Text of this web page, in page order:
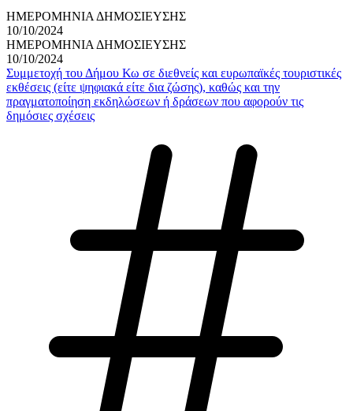
ΗΜΕΡΟΜΗΝΙΑ ΔΗΜΟΣΙΕΥΣΗΣ
10/10/2024
ΗΜΕΡΟΜΗΝΙΑ ΔΗΜΟΣΙΕΥΣΗΣ
10/10/2024
Συμμετοχή του Δήμου Κω σε διεθνείς και ευρωπαϊκές τουριστικές
εκθέσεις (είτε ψηφιακά είτε δια ζώσης), καθώς και την
πραγματοποίηση εκδηλώσεων ή δράσεων που αφορούν τις
δημόσιες σχέσεις